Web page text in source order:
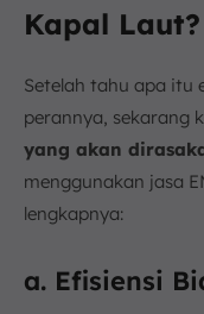
Kapal Laut?
Setelah tahu apa itu
perannya, sekarang
yang akan
menggunakan jasa
lengkapnya:
a. Efisiensi